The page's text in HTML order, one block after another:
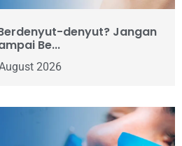
denyut? Jangan
Be...
2026